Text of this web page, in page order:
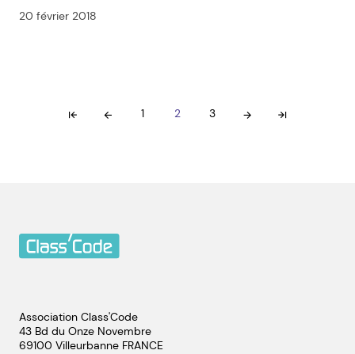
20 février 2018
1 2 3
Association Class'Code
43 Bd du Onze Novembre
69100 Villeurbanne FRANCE